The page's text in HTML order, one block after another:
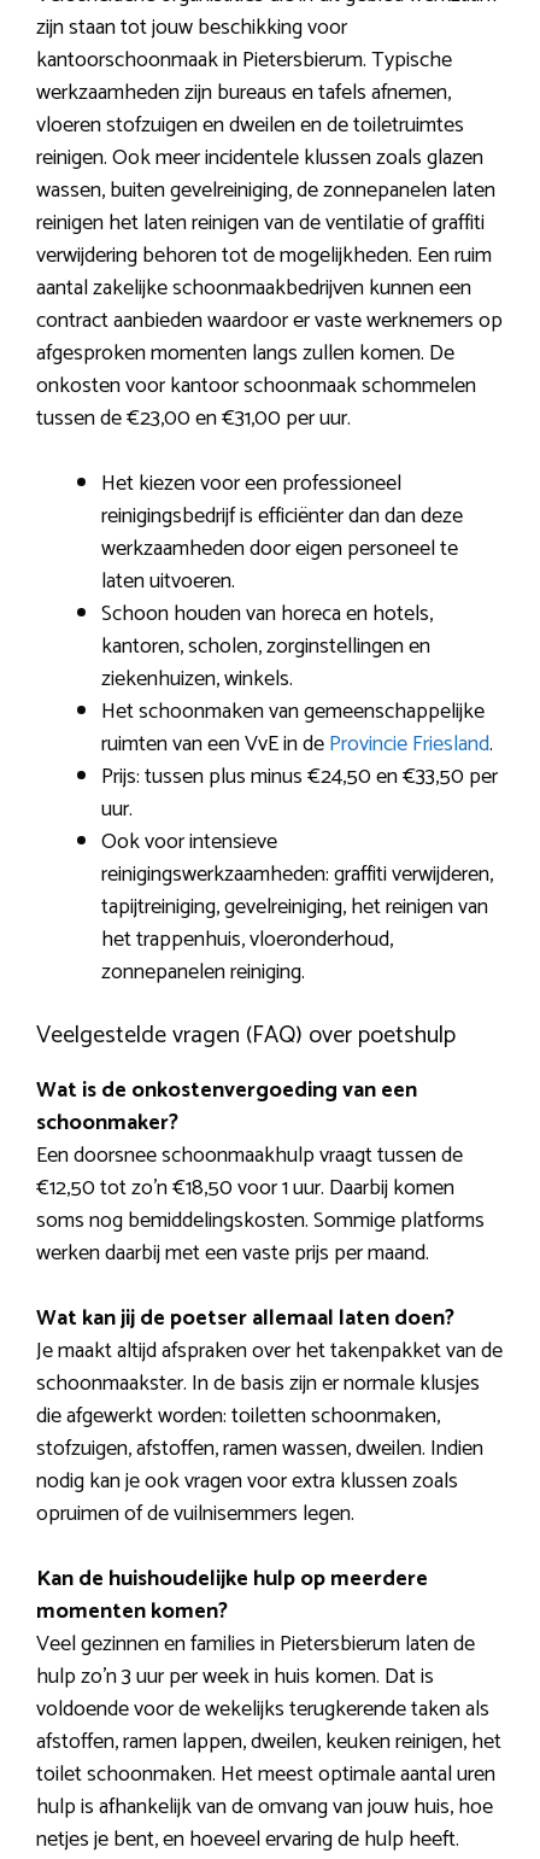
zijn staan tot jouw beschikking voor
kantoorschoonmaak in Pietersbierum. Typische
werkzaamheden zijn bureaus en tafels afnemen,
vloeren stofzuigen en dweilen en de toiletruimtes
reinigen. Ook meer incidentele klussen zoals glazen
wassen, buiten gevelreiniging, de zonnepanelen laten
reinigen het laten reinigen van de ventilatie of graffiti
verwijdering behoren tot de mogelijkheden. Een ruim
aantal zakelijke schoonmaakbedrijven kunnen een
contract aanbieden waardoor er vaste werknemers op
afgesproken momenten langs zullen komen. De
onkosten voor kantoor schoonmaak schommelen
tussen de €23,00 en €31,00 per uur.
Het kiezen voor een professioneel
reinigingsbedrijf is efficiënter dan dan deze
werkzaamheden door eigen personeel te
laten uitvoeren.
Schoon houden van horeca en hotels,
kantoren, scholen, zorginstellingen en
ziekenhuizen, winkels.
Het schoonmaken van gemeenschappelijke
ruimten van een VvE in deProvincie Friesland.
Prijs: tussen plus minus €24,50 en €33,50 per
uur.
Ook voor intensieve
reinigingswerkzaamheden: graffiti verwijderen,
tapijtreiniging, gevelreiniging, het reinigen van
het trappenhuis, vloeronderhoud,
zonnepanelen reiniging.
Veelgestelde vragen (FAQ) over poetshulp
Wat is de onkostenvergoeding van een
schoonmaker?
Een doorsnee schoonmaakhulp vraagt tussen de
€12,50 tot zo’n €18,50 voor 1 uur. Daarbij komen
soms nog bemiddelingskosten. Sommige platforms
werken daarbij met een vaste prijs per maand.
Wat kan jij de poetser allemaal laten doen?
Je maakt altijd afspraken over het takenpakket van de
schoonmaakster. In de basis zijn er normale klusjes
die afgewerkt worden: toiletten schoonmaken,
stofzuigen, afstoffen, ramen wassen, dweilen. Indien
nodig kan je ook vragen voor extra klussen zoals
opruimen of de vuilnisemmers legen.
Kan de huishoudelijke hulp op meerdere
momenten komen?
Veel gezinnen en families in Pietersbierum laten de
hulp zo’n 3 uur per week in huis komen. Dat is
voldoende voor de wekelijks terugkerende taken als
afstoffen, ramen lappen, dweilen, keuken reinigen, het
toilet schoonmaken. Het meest optimale aantal uren
hulp is afhankelijk van de omvang van jouw huis, hoe
netjes je bent, en hoeveel ervaring de hulp heeft.